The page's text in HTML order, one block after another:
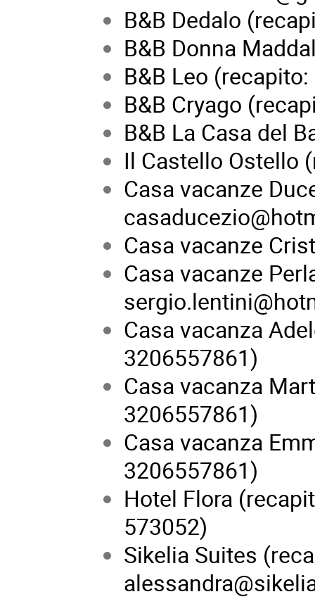
B&B Dedalo
B&B Donna
B&B Leo
B&B Cryago
B&B La Casa del
Il Castello Ostello
Casa vacanze
Casa vacanze
Casa vacanze
Casa vacanza
3206557861)
Casa vacanza
3206557861)
Casa vacanza
3206557861)
Hotel Flora
573052)
Sikelia Suites